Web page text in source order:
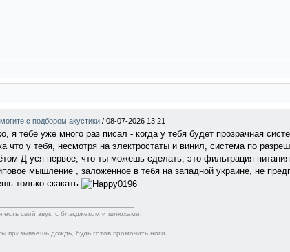
с подбором акустики / 08-07-2026 13:21
я тебе уже много раз писал - когда у тебя будет прозрачная
что у тебя, несмотря на электростаты и винил, система по
Д уся первое, что ты можешь сделать, это фильтрация
мышление , заложенное в тебя на западной украине, не
только скакать
есть свой звук, с блэкджеком и шлюхами!
призываешь дождь, будь готов промочить ноги.